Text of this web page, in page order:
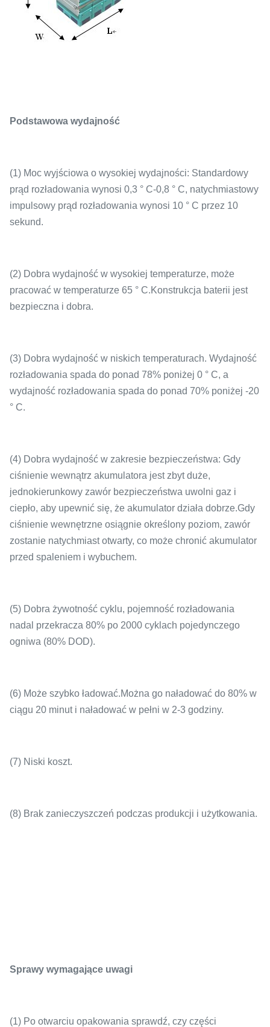
Podstawowa wydajność
(1) Moc wyjściowa o wysokiej wydajności: Standardowy
prąd rozładowania wynosi 0,3 ° C-0,8 ° C, natychmiastowy
impulsowy prąd rozładowania wynosi 10 ° C przez 10
sekund.
(2) Dobra wydajność w wysokiej temperaturze, może
pracować w temperaturze 65 ° C.Konstrukcja baterii jest
bezpieczna i dobra.
(3) Dobra wydajność w niskich temperaturach. Wydajność
rozładowania spada do ponad 78% poniżej 0 ° C, a
wydajność rozładowania spada do ponad 70% poniżej -20
° C.
(4) Dobra wydajność w zakresie bezpieczeństwa: Gdy
ciśnienie wewnątrz akumulatora jest zbyt duże,
jednokierunkowy zawór bezpieczeństwa uwolni gaz i
ciepło, aby upewnić się, że akumulator działa dobrze.Gdy
ciśnienie wewnętrzne osiągnie określony poziom, zawór
zostanie natychmiast otwarty, co może chronić akumulator
przed spaleniem i wybuchem.
(5) Dobra żywotność cyklu, pojemność rozładowania
nadal przekracza 80% po 2000 cyklach pojedynczego
ogniwa (80% DOD).
(6) Może szybko ładować.Można go naładować do 80% w
ciągu 20 minut i naładować w pełni w 2-3 godziny.
(7) Niski koszt.
(8) Brak zanieczyszczeń podczas produkcji i użytkowania.
Sprawy wymagające uwagi
(1) Po otwarciu opakowania sprawdź, czy części